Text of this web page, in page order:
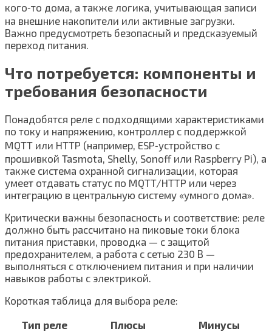
кого‑то дома, а также логика, учитывающая записи
на внешние накопители или активные загрузки.
Важно предусмотреть безопасный и предсказуемый
переход питания.
Что потребуется: компоненты и
требования безопасности
Понадобятся реле с подходящими характеристиками
по току и напряжению, контроллер с поддержкой
MQTT или HTTP (например, ESP‑устройство с
прошивкой Tasmota, Shelly, Sonoff или Raspberry Pi), а
также система охранной сигнализации, которая
умеет отдавать статус по MQTT/HTTP или через
интеграцию в центральную систему «умного дома».
Критически важны безопасность и соответствие: реле
должно быть рассчитано на пиковые токи блока
питания приставки, проводка — с защитой
предохранителем, а работа с сетью 230 В —
выполняться с отключением питания и при наличии
навыков работы с электрикой.
Короткая таблица для выбора реле:
Тип реле
Плюсы Минусы